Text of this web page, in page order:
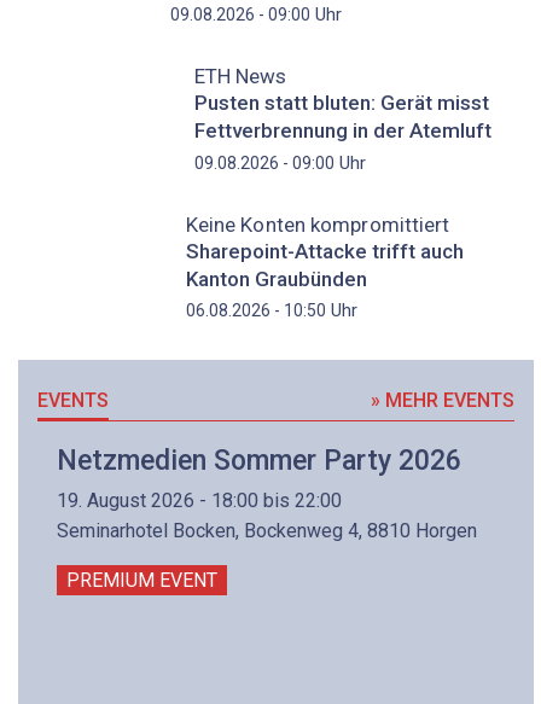
09.08.2026 - 09:00 Uhr
ETH News
Pusten statt bluten: Gerät misst
Fettverbrennung in der Atemluft
09.08.2026 - 09:00 Uhr
Keine Konten kompromittiert
Sharepoint-Attacke trifft auch
Kanton Graubünden
06.08.2026 - 10:50 Uhr
EVENTS » MEHR EVENTS
Netzmedien Sommer Party 2026
19. August 2026 - 18:00 bis 22:00
Seminarhotel Bocken, Bockenweg 4, 8810 Horgen
PREMIUM EVENT